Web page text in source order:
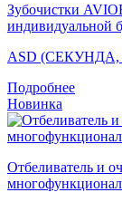
Зубочистки
индивидуальной
ASD (СЕКУНДА,
Подробнее
Новинка
Отбеливатель и